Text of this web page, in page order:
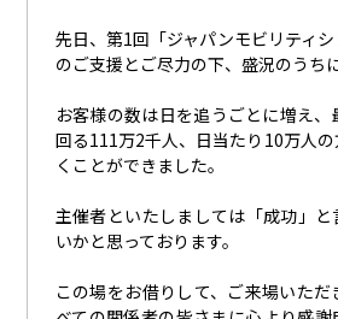
先日、第1回「ジャパンモビリティ
のご支援とご尽力の下、盛況のうち
お客様の数は日を追うごとに増え
回る111万2千人、日当たり 10万人
くことができました。
主催者といたしましては「成功」
いかと思っております。
この場をお借りして、ご来場いた